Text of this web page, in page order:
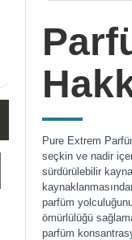
Pure Extrem
seçkin ve nadir
sürdürülebilir
parfüm
ömürlülüğü
parfüm